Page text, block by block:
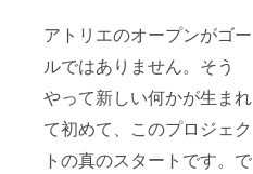
アトリエのオープンがゴー
ルではありません。そう
やって新しい何かが生まれ
て初めて、このプロジェク
トの真のスタートです。で